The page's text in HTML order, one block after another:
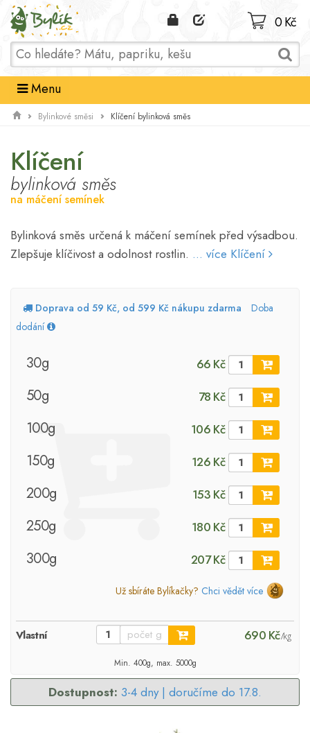
Domů
0 Kč
Menu
Bylinkové směsi Klíčení bylinková směs
Klíčení
bylinková směs
na máčení semínek
Bylinková směs určená k máčení semínek před výsadbou.
Zlepšuje klíčivost a odolnost rostlin. ... více Klíčení
Doprava od 59 Kč, od 599 Kč nákupu zdarma
Doba
dodání
30g 66 Kč
50g 78 Kč
100g 106 Kč
150g 126 Kč
200g 153 Kč
250g 180 Kč
300g 207 Kč
Už sbíráte Bylíkačky? Chci vědět více
Vlastní 690 Kč/kg
Min. 400g, max. 5000g
Dostupnost: 3-4 dny | doručíme do 17.8.